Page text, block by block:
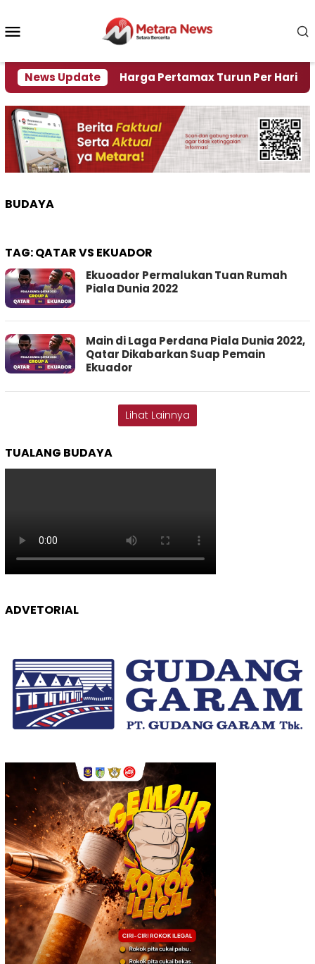
konten
News Update
Air Harga Pertamax Turun Per Hari Ini,
BUDAYA
TAG:QATAR VS EKUADOR
Ekuoador Permalukan Tuan Rumah
Piala Dunia 2022
Main di Laga Perdana Piala Dunia 2022,
Qatar Dikabarkan Suap Pemain
Ekuador
Lihat Lainnya
TUALANG BUDAYA
ADVETORIAL